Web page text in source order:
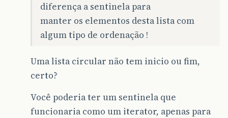
diferença a sentinela para
manter os elementos desta lista com
algum tipo de ordenação !
Uma lista circular não tem inicio ou fim,
certo?
Você poderia ter um sentinela que
funcionaria como um iterator, apenas para